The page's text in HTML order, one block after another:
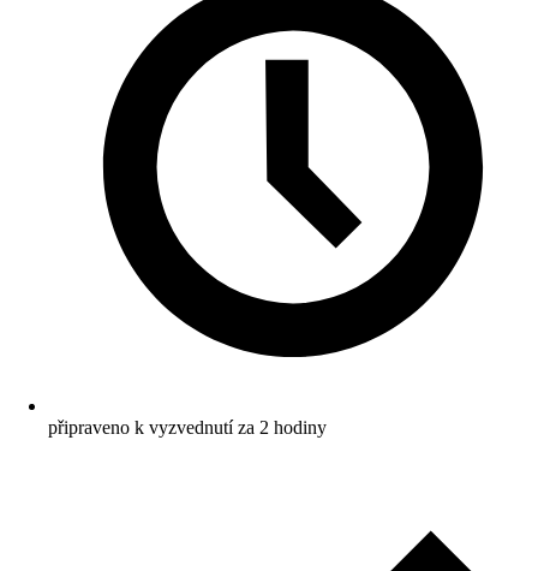
připraveno k vyzvednutí za 2 hodiny